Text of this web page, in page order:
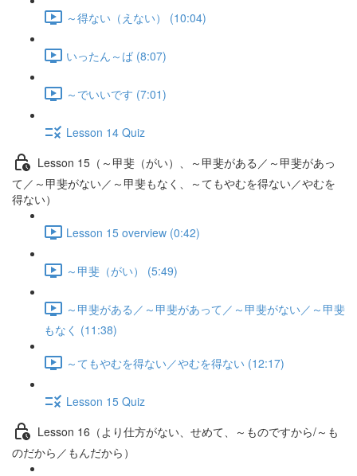
～得ない（えない） (10:04)
いったん～ば (8:07)
～でいいです (7:01)
Lesson 14 Quiz
Lesson 15（～甲斐（がい）、～甲斐がある／～甲斐があっ
て／～甲斐がない／～甲斐もなく、～てもやむを得ない／やむを
得ない）
Lesson 15 overview (0:42)
～甲斐（がい） (5:49)
～甲斐がある／～甲斐があって／～甲斐がない／～甲斐
もなく (11:38)
～てもやむを得ない／やむを得ない (12:17)
Lesson 15 Quiz
Lesson 16（より仕方がない、せめて、～ものですから/～も
のだから／もんだから）